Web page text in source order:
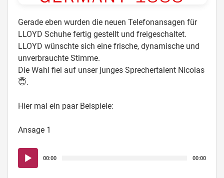
Gerade eben wurden die neuen Telefonansagen für
LLOYD Schuhe fertig gestellt und freigeschaltet.
LLOYD wünschte sich eine frische, dynamische und
unverbrauchte Stimme.
Die Wahl fiel auf unser junges Sprechertalent Nicolas
😇.
Hier mal ein paar Beispiele:
Ansage 1
Audio-
Player
00:00 00:00